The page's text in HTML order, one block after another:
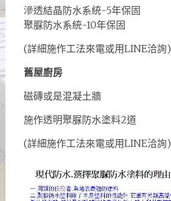
滲透結晶防水系統-5年保固
聚脲防水系統-10年保固
(詳細施作工法來電或用LINE洽詢)
舊屋廚房
磁磚或是混凝土牆
施作透明聚脲防水塗料2道
(詳細施作工法來電或用LINE洽詢)